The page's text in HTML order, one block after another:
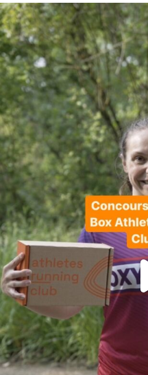
En juin, on te motive à courir encore